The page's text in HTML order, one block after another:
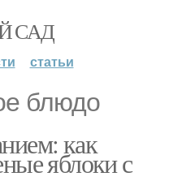
САД
статьи
блюдо
как
яблоки с